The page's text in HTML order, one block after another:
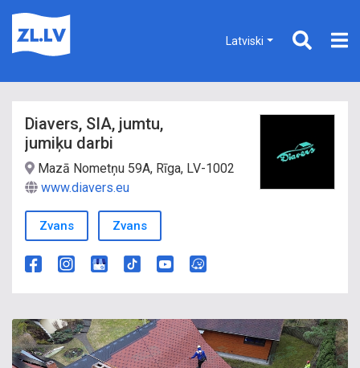
Latviski
Diavers, SIA, jumtu,
jumiķu darbi
Mazā Nometņu 59A, Rīga, LV-1002
www.diavers.eu
Zvans Zvans